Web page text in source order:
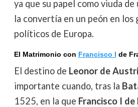
ya que su papel como viuda
la convertía en un peón en los
políticos de Europa.
El Matrimonio con Francisco I de
El destino de Leonor de
importante cuando, tras la
1525, en la que Francisco I de